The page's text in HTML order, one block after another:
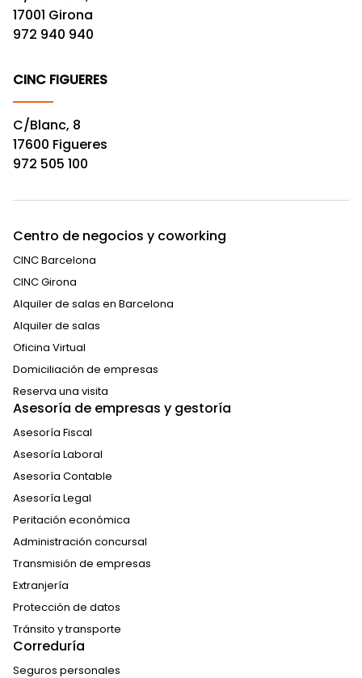
17001 Girona
972 940 940
CINC FIGUERES
C/Blanc, 8
17600 Figueres
972 505 100
Centro de negocios y coworking
CINC Barcelona
CINC Girona
Alquiler de salas en Barcelona
Alquiler de salas
Oficina Virtual
Domiciliación de empresas
Reserva una visita
Asesoría de empresas y gestoría
Asesoría Fiscal
Asesoría Laboral
Asesoría Contable
Asesoría Legal
Peritación económica
Administración concursal
Transmisión de empresas
Extranjería
Protección de datos
Tránsito y transporte
Correduría
Seguros personales